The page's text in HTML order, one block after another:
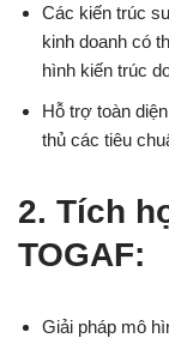
Các kiến trúc
kinh doanh có
hình kiến trúc
Hỗ trợ toàn
thủ các tiêu
2. Tích
TOGAF:
Giải pháp mô